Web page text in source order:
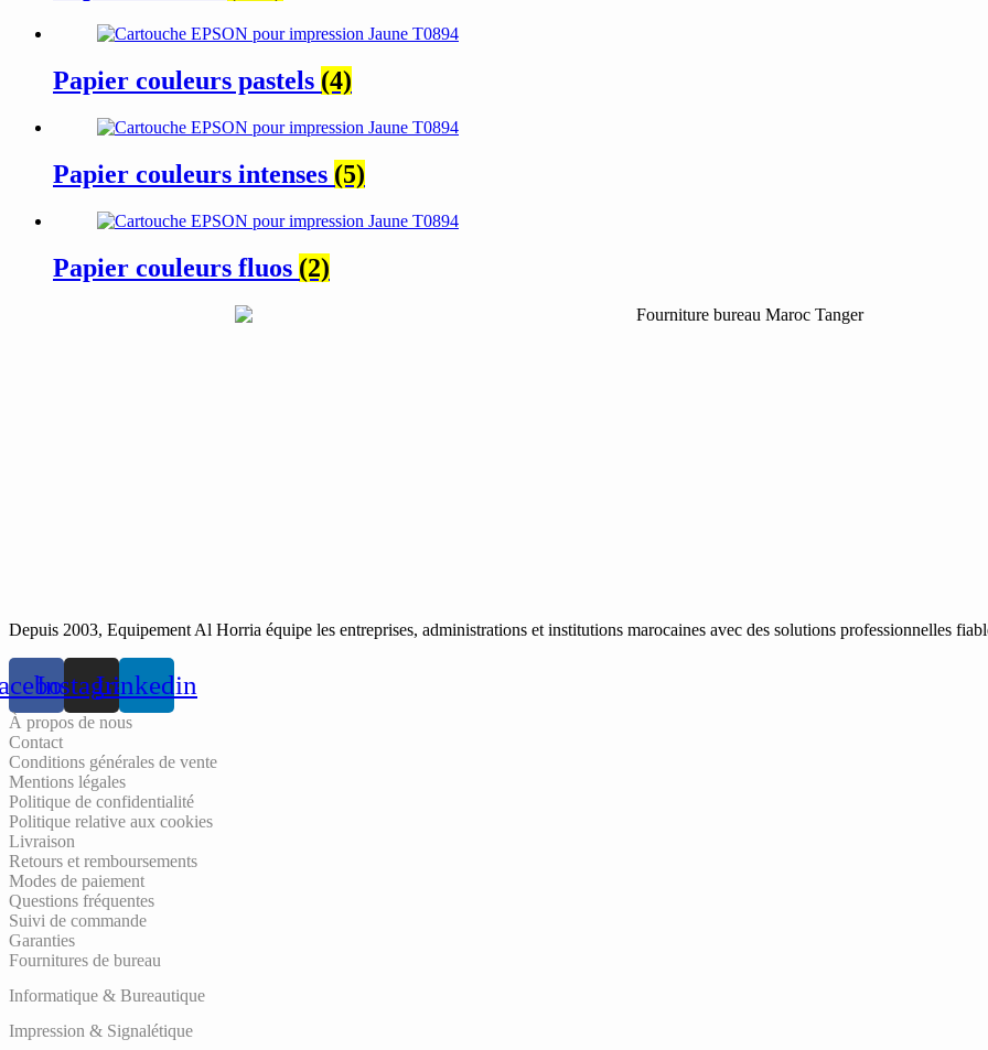
Papier couleurs pastels (4)
Papier couleurs intenses (5)
Papier couleurs fluos (2)
Depuis 2003, Equipement Al Horria équipe les entreprises, administrations et institutions marocaines avec des solutions professionnelles
InstagramLinkedin
À propos de nous
Contact
Conditions générales de vente
Mentions légales
Politique de confidentialité
Politique relative aux cookies
Livraison
Retours et remboursements
Modes de paiement
Questions fréquentes
Suivi de commande
Garanties
Fournitures de bureau
Informatique & Bureautique
Impression & Signalétique